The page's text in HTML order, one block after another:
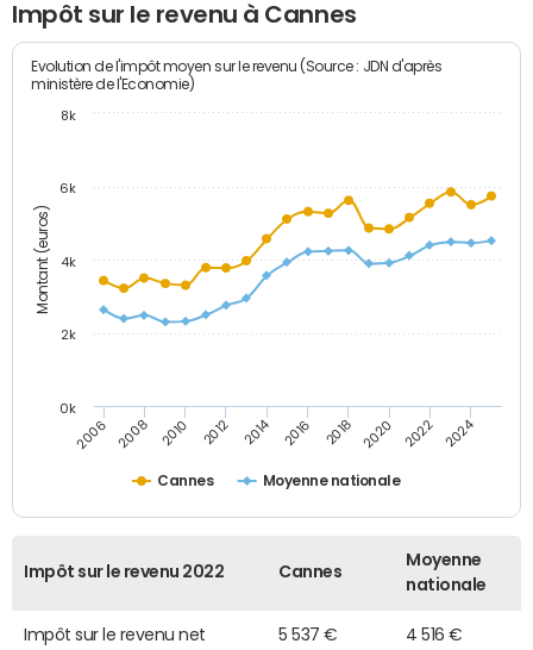
Impôt sur le revenu à Cannes
Montant (euros)
Evolution de l'impôt moyen sur le revenu (Source : JDN d'après
ministère de l'Economie)
Cannes Moyenne nationale
2006 2008 2010 2012 2014 2016 2018 2020 2022 2024
0k
2k
4k
6k
8k
Impôt sur le revenu 2022 Cannes
Moyenne
nationale
Impôt sur le revenu net
5 537 € 4 516 €